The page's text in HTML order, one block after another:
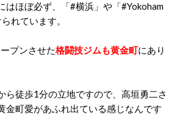
はほぼ必ず、「#横浜」や「#Yokoham
れています。
プンさせた格闘技ジムも黄金町にあり
ら徒歩1分の立地ですので、高垣勇二さ
金町愛があふれ出ている感じなんです